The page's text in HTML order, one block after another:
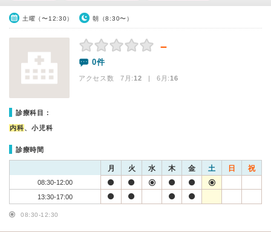
土曜（〜12:30） 朝（8:30〜）
－
0件
アクセス数 7月:12 | 6月:16
診療科目：
内科、小児科
診療時間
月 火 水 木 金 土 日 祝
08:30-12:00
13:30-17:00
08:30-12:30